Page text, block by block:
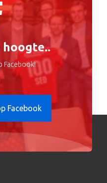
hoogte..
Facebook!
Facebook